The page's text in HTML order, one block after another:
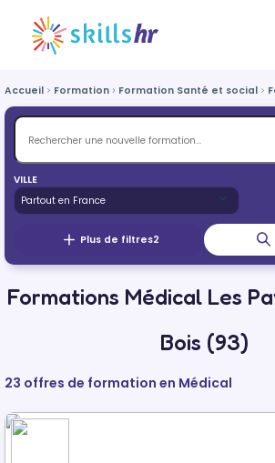
Accueil Formation Formation Santé et social
VILLE
Plus de filtres2
Formations Médical Les
Bois (93)
23 offres de formation en Médical